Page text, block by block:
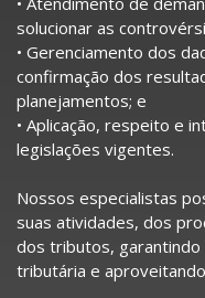
solucionar as
• Gerenciamento dos
confirmação dos
planejamentos; e
• Aplicação, respeito e
legislações vigentes.
Nossos especialistas
suas atividades, dos
dos tributos, garantindo
tributária e